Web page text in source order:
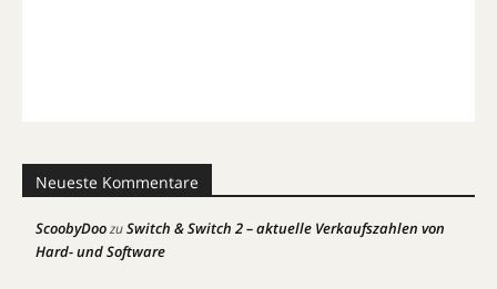
Neueste Kommentare
ScoobyDoozuSwitch & Switch 2 – aktuelle Verkaufszahlen von
Hard- und Software